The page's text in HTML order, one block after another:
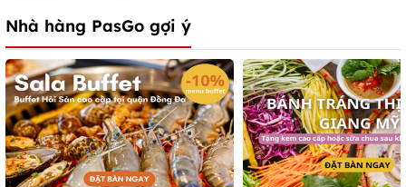
Nhà hàng PasGo gợi ý